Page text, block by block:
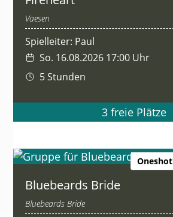
Vaesen
Spielleiter: Paul
So. 16.08.2026 17:00 Uhr
5 Stunden
3 freie Plätze
Oneshot
Bluebeards Bride
Bluebeards Bride